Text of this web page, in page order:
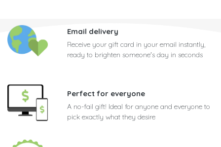
Email delivery
Receive your gift card in your email instantly,
ready to brighten someone's day in seconds
Perfect for everyone
A no-fail gift! Ideal for anyone and everyone to
pick exactly what they desire